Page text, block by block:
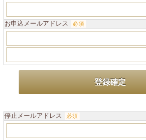
お申込メールアドレス 必須
停止メールアドレス 必須